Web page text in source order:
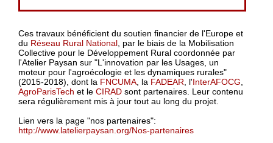
Ces travaux bénéficient du soutien financier de l'Europe et
du Réseau Rural National, par le biais de la Mobilisation
Collective pour le Développement Rural coordonnée par
l'Atelier Paysan sur "L'innovation par les Usages, un
moteur pour l'agroécologie et les dynamiques rurales"
(2015-2018), dont la FNCUMA, la FADEAR, l'InterAFOCG,
AgroParisTech et le CIRAD sont partenaires. Leur contenu
sera régulièrement mis à jour tout au long du projet.
Lien vers la page "nos partenaires":
http://www.latelierpaysan.org/Nos-partenaires